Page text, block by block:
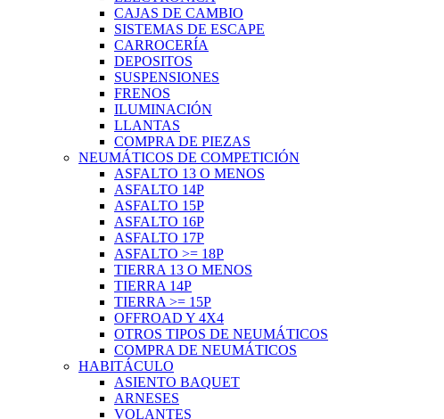
CAJAS DE CAMBIO
SISTEMAS DE ESCAPE
CARROCERÍA
DEPOSITOS
SUSPENSIONES
FRENOS
ILUMINACIÓN
LLANTAS
COMPRA DE PIEZAS
NEUMÁTICOS DE COMPETICIÓN
ASFALTO 13 O MENOS
ASFALTO 14P
ASFALTO 15P
ASFALTO 16P
ASFALTO 17P
ASFALTO >= 18P
TIERRA 13 O MENOS
TIERRA 14P
TIERRA >= 15P
OFFROAD Y 4X4
OTROS TIPOS DE NEUMÁTICOS
COMPRA DE NEUMÁTICOS
HABITÁCULO
ASIENTO BAQUET
ARNESES
VOLANTES